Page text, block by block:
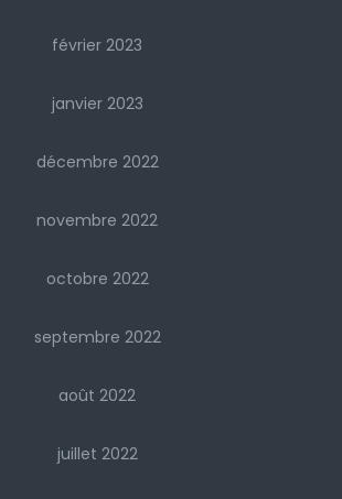
février 2023
janvier 2023
décembre 2022
novembre 2022
octobre 2022
septembre 2022
août 2022
juillet 2022